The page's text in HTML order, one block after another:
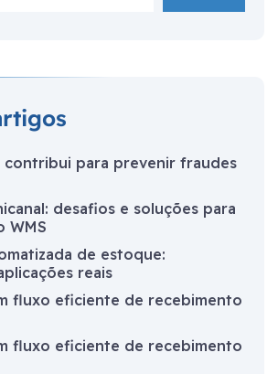
contribui para prevenir fraudes
desafios e soluções para
WMS
de estoque:
reais
fluxo eficiente de recebimento
fluxo eficiente de recebimento